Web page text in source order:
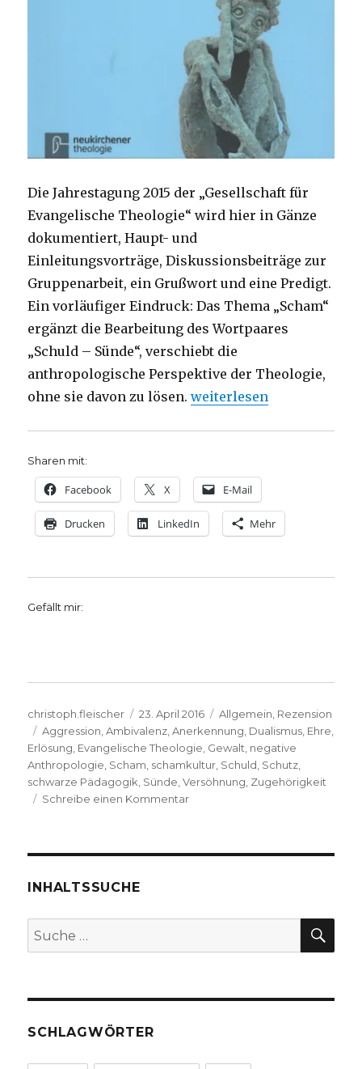
Die Jahrestagung 2015 der „Gesellschaft für
Evangelische Theologie“ wird hier in Gänze
dokumentiert, Haupt- und
Einleitungsvorträge, Diskussionsbeiträge zur
Gruppenarbeit, ein Grußwort und eine Predigt.
Ein vorläufiger Eindruck: Das Thema „Scham“
ergänzt die Bearbeitung des Wortpaares
„Schuld – Sünde“, verschiebt die
anthropologische Perspektive der Theologie,
ohne sie davon zu lösen.„Warum schämen, frei
weiterlesen
Sharen mit:
Facebook X E-Mail
Drucken LinkedIn Mehr
Gefällt mir:
Autor
christoph.fleischer
Veröffentlicht
am
23. April 2016 Kategorien
Allgemein, Rezension
Schlagwörter
Aggression,Ambivalenz,Anerkennung, Dualismus, Ehre,
Erlösung, Evangelische Theologie, Gewalt, negative
Anthropologie, Scham, schamkultur, Schuld, Schutz,
schwarze Pädagogik, Sünde,Versöhnung, Zugehörigkeit
Schreibe einen Kommentarzu
von
Fleischer,
INHALTSSUCHE
Suche
nach:
SCHLAGWÖRTER